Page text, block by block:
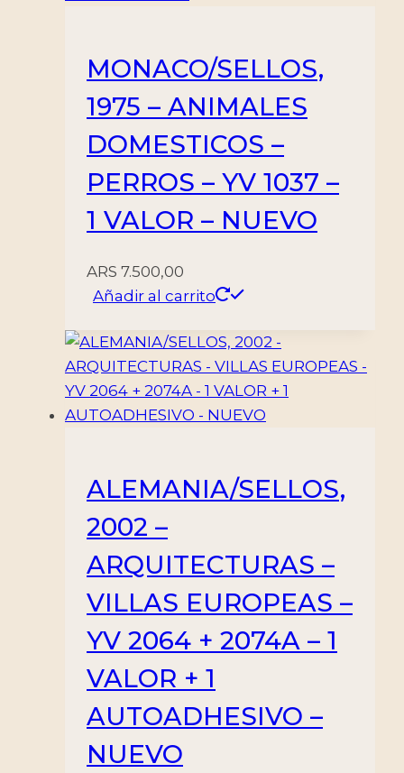
MONACO/SELLOS,
1975 – ANIMALES
DOMESTICOS –
PERROS – YV 1037 –
1 VALOR – NUEVO
ARS 7.500,00
Añadir al carrito
ALEMANIA/SELLOS,
2002 –
ARQUITECTURAS –
VILLAS EUROPEAS –
YV 2064 + 2074A – 1
VALOR + 1
AUTOADHESIVO –
NUEVO